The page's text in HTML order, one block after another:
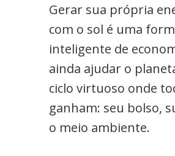
Gerar sua própria
com o sol é uma
inteligente de
ainda ajudar o
ciclo virtuoso onde
ganham: seu bolso,
o meio ambiente.